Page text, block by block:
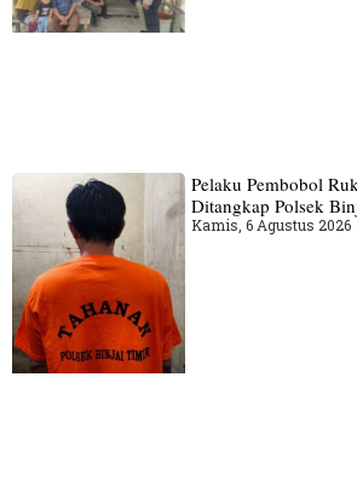
Pelaku Pembobol
Ditangkap Polsek
Kamis, 6 Agustus 2026